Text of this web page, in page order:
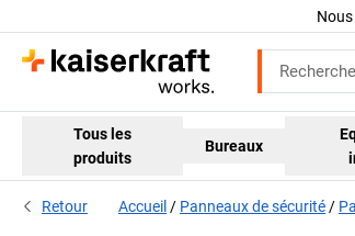
Tous les
produits
Bureaux
Retour Accueil Panneaux de sécurité